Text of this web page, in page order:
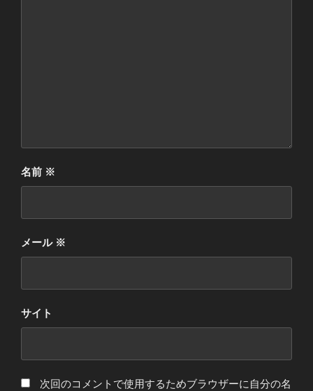
名前 ※
メール ※
サイト
次回のコメントで使用するためブラウザーに自分の名